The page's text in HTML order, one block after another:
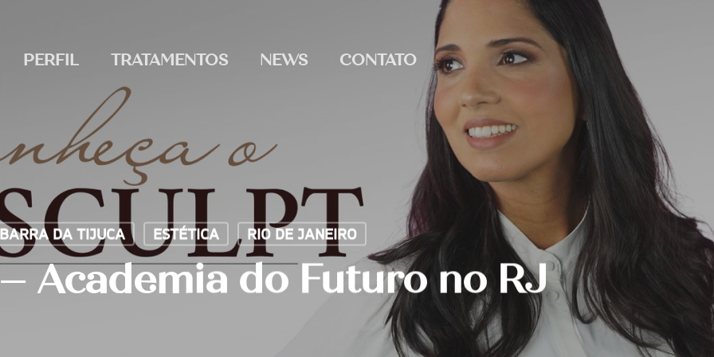
PERFIL TRATAMENTOS NEWS CONTATO
BARRA DA TIJUCA ESTÉTICA RIO DE JANEIRO
Academia do Futuro no RJ